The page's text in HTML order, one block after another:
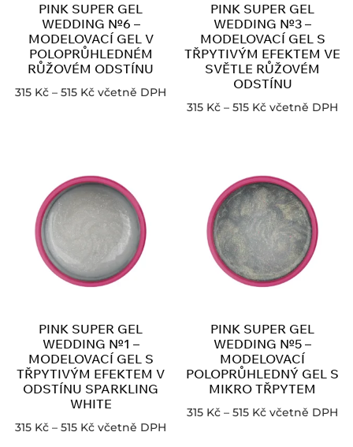
PINK SUPER GEL
WEDDING №6 –
MODELOVACÍ GEL V
POLOPRŮHLEDNÉM
RŮŽOVÉM ODSTÍNU
315 Kč – 515 Kč včetně DPH
PINK SUPER GEL
WEDDING №3 –
MODELOVACÍ GEL S
TŘPYTIVÝM EFEKTEM VE
SVĚTLE RŮŽOVÉM
ODSTÍNU
315 Kč – 515 Kč včetně DPH
PINK SUPER GEL
WEDDING №1 –
MODELOVACÍ GEL S
TŘPYTIVÝM EFEKTEM V
ODSTÍNU SPARKLING
WHITE
315 Kč – 515 Kč včetně DPH
PINK SUPER GEL
WEDDING №5 –
MODELOVACÍ
POLOPRŮHLEDNÝ GEL S
MIKRO TŘPYTEM
315 Kč – 515 Kč včetně DPH